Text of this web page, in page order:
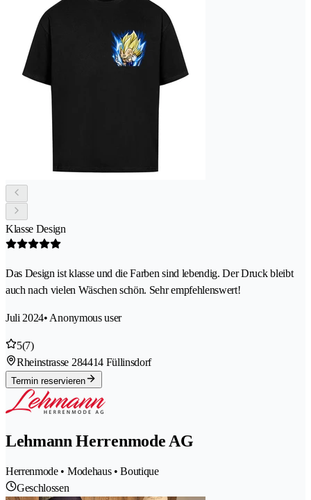
Klasse Design
Das Design ist klasse und die Farben sind lebendig. Der Druck bleibt
auch nach vielen Wäschen schön. Sehr empfehlenswert!
Juli 2024• Anonymous user
5(7)
Rheinstrasse 284414 Füllinsdorf
Termin reservieren
Lehmann Herrenmode AG
Herrenmode • Modehaus • Boutique
Geschlossen